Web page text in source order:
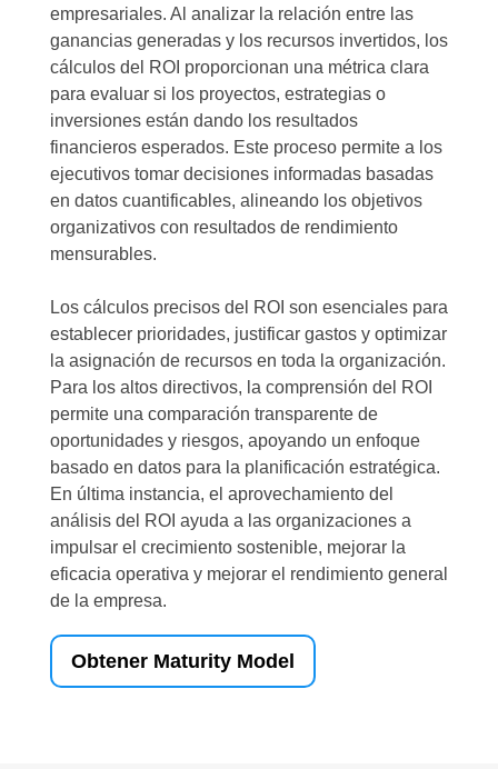
empresariales. Al analizar la relación entre las
ganancias generadas y los recursos invertidos, los
cálculos del ROI proporcionan una métrica clara
para evaluar si los proyectos, estrategias o
inversiones están dando los resultados
financieros esperados. Este proceso permite a los
ejecutivos tomar decisiones informadas basadas
en datos cuantificables, alineando los objetivos
organizativos con resultados de rendimiento
mensurables.
Los cálculos precisos del ROI son esenciales para
establecer prioridades, justificar gastos y optimizar
la asignación de recursos en toda la organización.
Para los altos directivos, la comprensión del ROI
permite una comparación transparente de
oportunidades y riesgos, apoyando un enfoque
basado en datos para la planificación estratégica.
En última instancia, el aprovechamiento del
análisis del ROI ayuda a las organizaciones a
impulsar el crecimiento sostenible, mejorar la
eficacia operativa y mejorar el rendimiento general
de la empresa.
Obtener Maturity Model